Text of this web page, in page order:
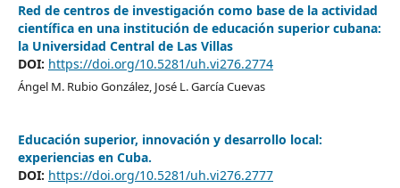
Red de centros de investigación como base de la actividad
científica en una institución de educación superior cubana:
la Universidad Central de Las Villas
DOI: https://doi.org/10.5281/uh.vi276.2774
Ángel M. Rubio González, José L. García Cuevas
Educación superior, innovación y desarrollo local:
experiencias en Cuba.
DOI: https://doi.org/10.5281/uh.vi276.2777